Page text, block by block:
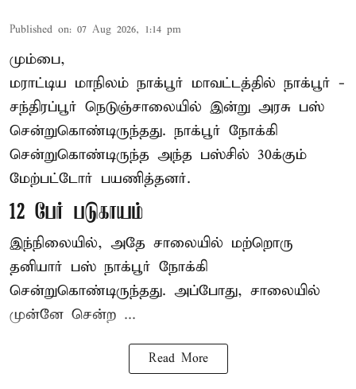
Published on: 07 Aug 2026, 1:14 pm
மும்பை,
மராட்டிய மாநிலம் நாக்பூர் மாவட்டத்தில் நாக்பூர் -
சந்திரப்பூர் நெடுஞ்சாலையில் இன்று அரசு பஸ்
சென்றுகொண்டிருந்தது. நாக்பூர் நோக்கி
சென்றுகொண்டிருந்த அந்த பஸ்சில் 30க்கும்
மேற்பட்டோர் பயணித்தனர்.
12 பேர் படுகாயம்
இந்நிலையில், அதே சாலையில் மற்றொரு
தனியார் பஸ் நாக்பூர் நோக்கி
சென்றுகொண்டிருந்தது. அப்போது, சாலையில்
முன்னே சென்ற ...
Read More